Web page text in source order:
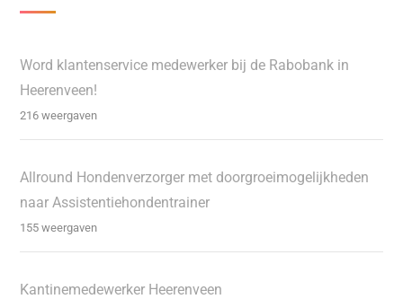
Word klantenservice medewerker bij de Rabobank in
Heerenveen!
216 weergaven
Allround Hondenverzorger met doorgroeimogelijkheden
naar Assistentiehondentrainer
155 weergaven
Kantinemedewerker Heerenveen